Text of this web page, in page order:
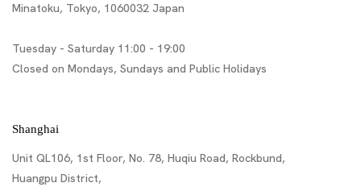
Minatoku, Tokyo, 1060032 Japan
Tuesday - Saturday 11:00 - 19:00
Closed on Mondays, Sundays and Public Holidays
Shanghai
Unit QL106, 1st Floor, No. 78, Huqiu Road, Rockbund,
Huangpu District,